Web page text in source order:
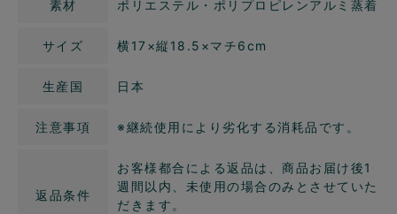
素材 ポリエステル・ポリプロピレンアルミ蒸着
サイズ 横17×縦18.5×マチ6cm
生産国 日本
注意事項 ※継続使用により劣化する消耗品です。
返品条件
お客様都合による返品は、商品お届け後1
週間以内、未使用の場合のみとさせていた
だきます。